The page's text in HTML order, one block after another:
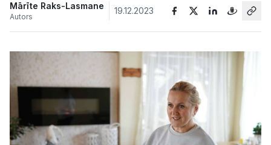
Dzīvesstils
Bizness
Mārīte Raks-Lasmane
Autors
19.12.2023